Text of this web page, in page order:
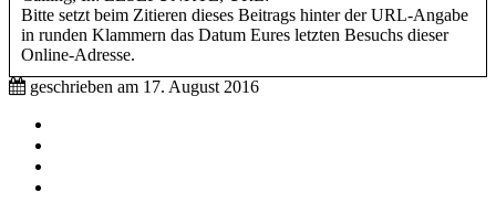
Bitte setzt beim Zitieren dieses Beitrags hinter der URL-Angabe
in runden Klammern das Datum Eures letzten Besuchs dieser
Online-Adresse.
geschrieben am 17. August 2016